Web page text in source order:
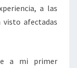
a las
visto afectadas
a mi primer